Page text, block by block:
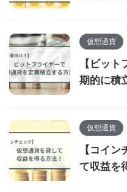
仮想通貨
【ビッ
期的に積
仮想通貨
【コイ
て収益を